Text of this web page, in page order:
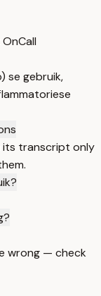
se gebruik,
its transcript only
wrong — check